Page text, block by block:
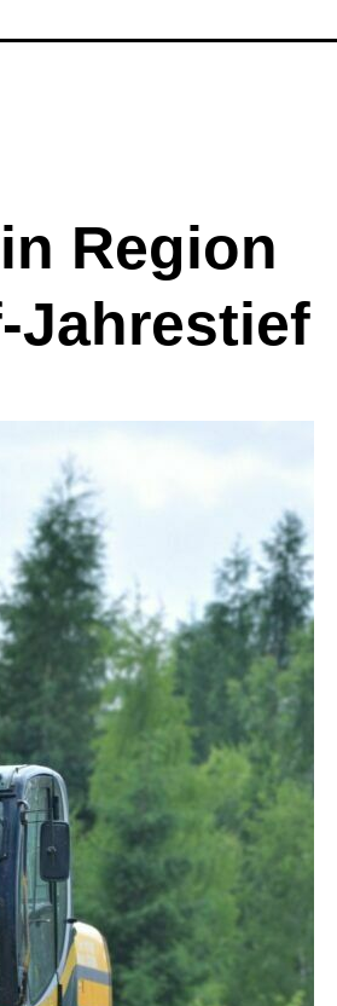
Region
Jahrestief